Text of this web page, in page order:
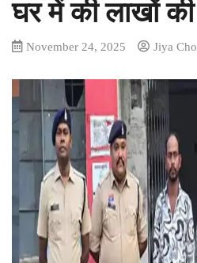
घर में की लाखों की
November 24, 2025 Jiya